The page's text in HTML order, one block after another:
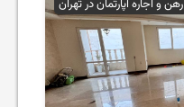
رهن و اجاره آپارتمان در تهران